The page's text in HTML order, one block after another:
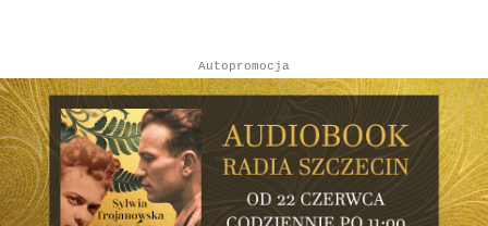
Autopromocja